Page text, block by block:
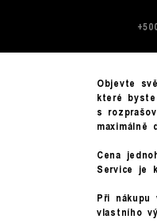
Objevte
které
s
maximálně
Cena
Service je
Při
vlastního